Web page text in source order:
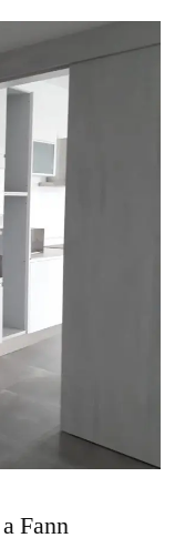
Fann